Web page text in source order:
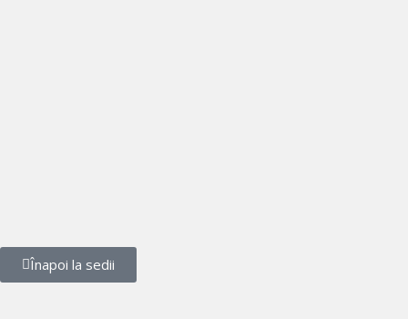
Înapoi la sedii